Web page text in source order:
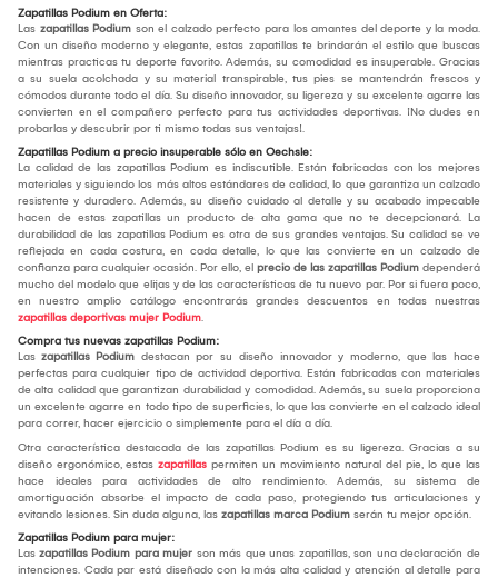
Zapatillas Podium en Oferta:
Las zapatillas Podium son el calzado perfecto para los amantes del deporte y la moda.
Con un diseño moderno y elegante, estas zapatillas te brindarán el estilo que buscas
mientras practicas tu deporte favorito. Además, su comodidad es insuperable. Gracias
a su suela acolchada y su material transpirable, tus pies se mantendrán frescos y
cómodos durante todo el día. Su diseño innovador, su ligereza y su excelente agarre las
convierten en el compañero perfecto para tus actividades deportivas. ¡No dudes en
probarlas y descubrir por ti mismo todas sus ventajas!.
Zapatillas Podium a precio insuperable sólo en Oechsle:
La calidad de las zapatillas Podium es indiscutible. Están fabricadas con los mejores
materiales y siguiendo los más altos estándares de calidad, lo que garantiza un calzado
resistente y duradero. Además, su diseño cuidado al detalle y su acabado impecable
hacen de estas zapatillas un producto de alta gama que no te decepcionará. La
durabilidad de las zapatillas Podium es otra de sus grandes ventajas. Su calidad se ve
reflejada en cada costura, en cada detalle, lo que las convierte en un calzado de
confianza para cualquier ocasión. Por ello, el precio de las zapatillas Podium dependerá
mucho del modelo que elijas y de las características de tu nuevo par. Por si fuera poco,
en nuestro amplio catálogo encontrarás grandes descuentos en todas nuestras
zapatillas deportivas mujer Podium.
Compra tus nuevas zapatillas Podium:
Las zapatillas Podium destacan por su diseño innovador y moderno, que las hace
perfectas para cualquier tipo de actividad deportiva. Están fabricadas con materiales
de alta calidad que garantizan durabilidad y comodidad. Además, su suela proporciona
un excelente agarre en todo tipo de superficies, lo que las convierte en el calzado ideal
para correr, hacer ejercicio o simplemente para el día a día.
Otra característica destacada de las zapatillas Podium es su ligereza. Gracias a su
diseño ergonómico, estas zapatillas permiten un movimiento natural del pie, lo que las
hace ideales para actividades de alto rendimiento. Además, su sistema de
amortiguación absorbe el impacto de cada paso, protegiendo tus articulaciones y
evitando lesiones. Sin duda alguna, las zapatillas marca Podium serán tu mejor opción.
Zapatillas Podium para mujer:
Las zapatillas Podium para mujer son más que unas zapatillas, son una declaración de
intenciones. Cada par está diseñado con la más alta calidad y atención al detalle para